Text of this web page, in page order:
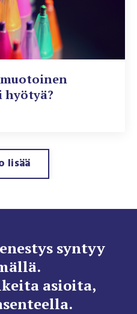
hyötyä?
lisää
syntyy
asioita,